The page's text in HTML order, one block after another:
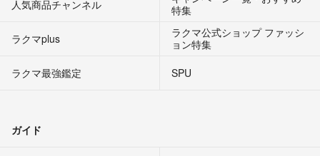
人気商品チャンネル
特集
ラクマplus
ラクマ公式ショップ ファッシ
ョン特集
ラクマ最強鑑定
SPU
ガイド